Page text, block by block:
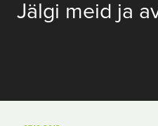
Jälgi meid ja